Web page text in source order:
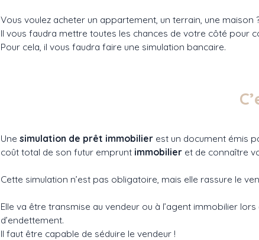
Vous voulez acheter un appartement, un terrain, une maison
Il vous faudra mettre toutes les chances de votre côté pour
Pour cela, il vous faudra faire une simulation bancaire.
Une simulation de prêt immobilier est un document émis
coût total de son futur emprunt immobilier et de connaître
Cette simulation n’est pas obligatoire, mais elle rassure le
Elle va être transmise au vendeur ou à l’agent immobilier
d’endettement.
Il faut être capable de séduire le vendeur !